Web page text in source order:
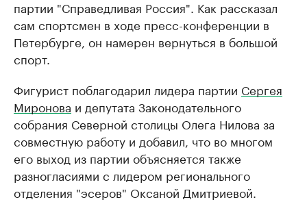
партии "Справедливая Россия". Как рассказал
сам спортсмен в ходе пресс-конференции в
Петербурге, он намерен вернуться в большой
спорт.
Фигурист поблагодарил лидера партии Сергея
Миронова и депутата Законодательного
собрания Северной столицы Олега Нилова за
совместную работу и добавил, что во многом
его выход из партии объясняется также
разногласиями с лидером регионального
отделения "эсеров" Оксаной Дмитриевой.